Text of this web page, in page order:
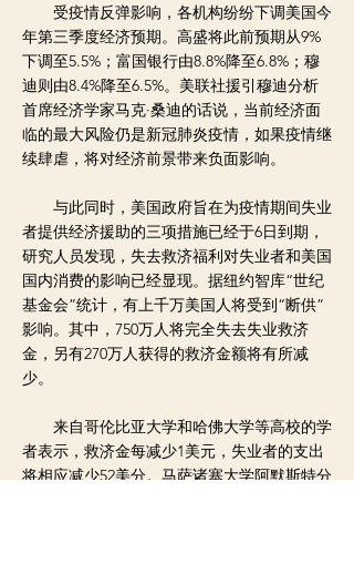
受疫情反弹影响，各机构纷纷下调美国今
年第三季度经济预期。高盛将此前预期从9%
下调至5.5%；富国银行由8.8%降至6.8%；穆
迪则由8.4%降至6.5%。美联社援引穆迪分析
首席经济学家马克·桑迪的话说，当前经济面
临的最大风险仍是新冠肺炎疫情，如果疫情继
续肆虐，将对经济前景带来负面影响。
与此同时，美国政府旨在为疫情期间失业
者提供经济援助的三项措施已经于6日到期，
研究人员发现，失去救济福利对失业者和美国
国内消费的影响已经显现。据纽约智库“世纪
基金会”统计，有上千万美国人将受到“断供”
影响。其中，750万人将完全失去失业救济
金，另有270万人获得的救济金额将有所减
少。
来自哥伦比亚大学和哈佛大学等高校的学
者表示，救济金每减少1美元，失业者的支出
将相应减少52美分。马萨诸塞大学阿默斯特分